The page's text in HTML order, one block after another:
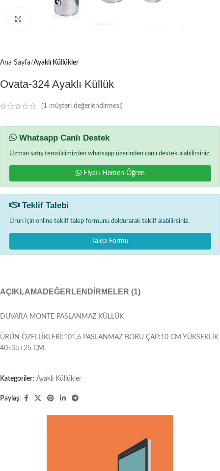
Ana Sayfa Ayaklı Küllükler
Ovata-324 Ayaklı Küllük
(1 müşteri değerlendirmesi)
Whatsapp Canlı Destek
Uzman satış temsilcimizden whatsapp üzerinden canlı destek alabilirsiniz.
Fiyatı Hemen Öğren
Teklif Talebi
Ürün için online teklif talep formunu doldurarak teklif alabilirsiniz.
Talep Formu
AÇIKLAMA DEĞERLENDIRMELER (1)
DUVARA MONTE PASLANMAZ KÜLLÜK
ÜRÜN ÖZELLİKLERİ:101.6 PASLANMAZ BORU ÇAP:10 CM YÜKSEKLİK
40+35+25 CM.
Kategoriler: Ayaklı Küllükler
Paylaş: